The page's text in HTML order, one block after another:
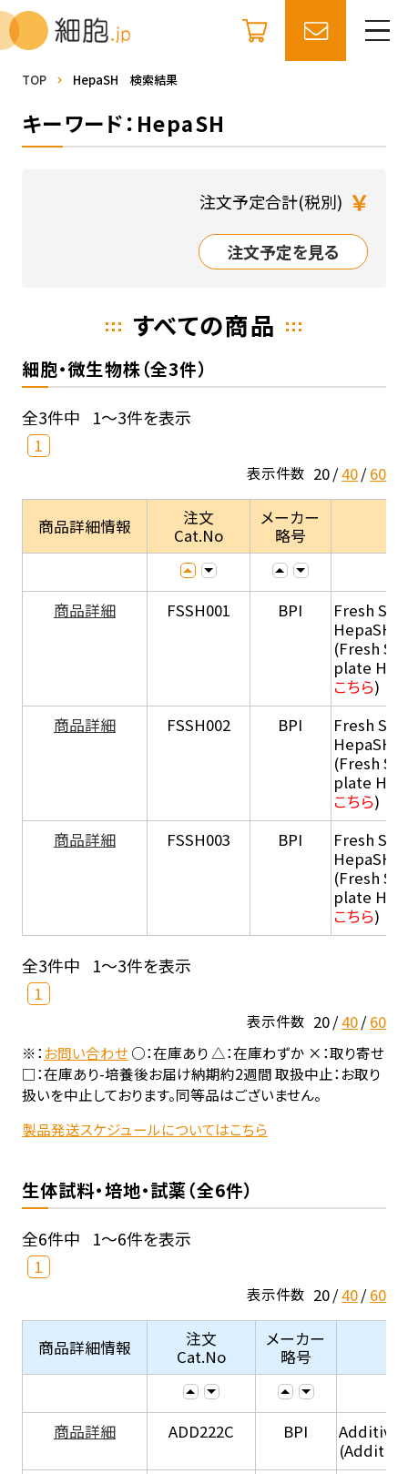
TOP HepaSH 検索結果
キーワード：HepaSH
注文予定合計(税別) ￥
注文予定を見る
すべての商品
細胞・微生物株（全3件）
全3件中 1～3件を表示
1
表示件数 20 40 60
商品詳細情報
注文
Cat.No
メーカー
略号
商品詳細 FSSH001 BPI
Fresh
HepaSH®
(Fresh
plate
こちら)
商品詳細
FSSH002 BPI
Fresh
HepaSH®
(Fresh
plate
こちら)
商品詳細
FSSH003 BPI
Fresh
HepaSH®
(Fresh
plate
こちら)
全3件中 1～3件を表示
1
表示件数 20 40 60
※：お問い合わせ○：在庫あり △：在庫わずか ×：取り寄せ
□：在庫あり-培養後お届け納期約2週間 取扱中止：お取り
扱いを中止しております。同等品はございません。
製品発送スケジュールについてはこちら
生体試料・培地・試薬（全6件）
全6件中 1～6件を表示
1
表示件数 20 40 60
商品詳細情報
注文
Cat.No
メーカー
略号
商品詳細 ADD222C BPI